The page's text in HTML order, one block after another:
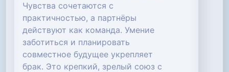
Чувства сочетаются с
практичностью, а партнёры
действуют как команда. Умение
заботиться и планировать
совместное будущее укрепляет
брак. Это крепкий, зрелый союз с